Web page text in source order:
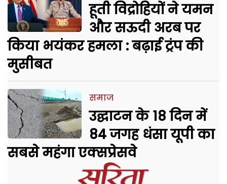
हूती विद्रोहियों ने यमन
और सऊदी अरब पर
किया भयंकर हमला : बढ़ाई ट्रंप की
मुसीबत
समाज
उद्घाटन के 18 दिन में
84 जगह धंसा यूपी का
सबसे महंगा एक्सप्रेसवे